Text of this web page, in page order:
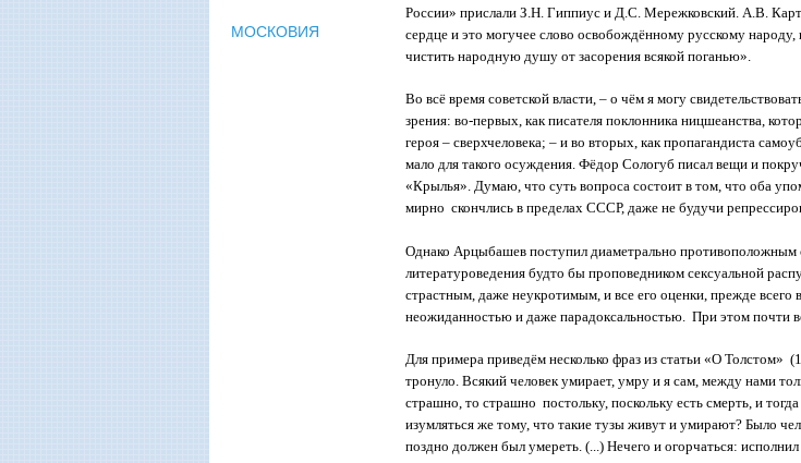
России» прислали З.Н. Гиппиус и Д.С. Мережковский. А.В.
сердце и это могучее слово освобождённому русскому
чистить народную душу от засорения всякой поганью».
Во всё время советской власти, – о чём я могу
зрения: во-первых, как писателя поклонника ницшеанства,
героя – сверхчеловека; – и во вторых, как пропагандиста
мало для такого осуждения. Фёдор Сологуб писал вещи и
«Крылья». Думаю, что суть вопроса состоит в том, что оба
мирно скончлись в пределах СССР, даже не будучи
Однако Арцыбашев поступил диаметрально противоположным
литературоведения будто бы проповедником сексуальной
страстным, даже неукротимым, и все его оценки, прежде
неожиданностью и даже парадоксальностью. При этом почти
Для примера приведём несколько фраз из статьи «О Толстом»
тронуло. Всякий человек умирает, умру и я сам, между нами
страшно, то страшно постольку, поскольку есть смерть, и
изумляться же тому, что такие тузы живут и умирают? Было
поздно должен был умереть. (...) Нечего и огорчаться:
МОСКОВИЯ